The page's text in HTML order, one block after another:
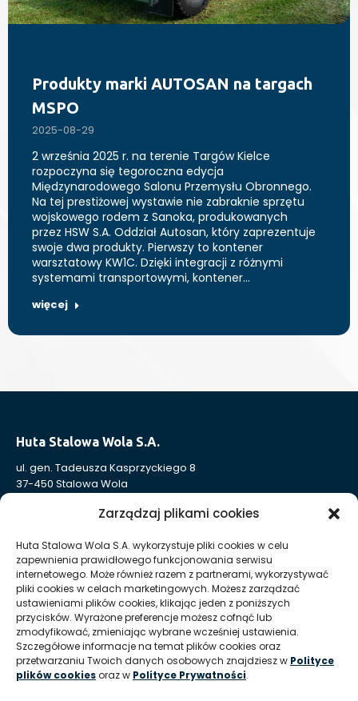
Zarządzaj plikami cookies
Huta Stalowa Wola S.A. wykorzystuje pliki cookies w celu
zapewnienia prawidłowego funkcjonowania serwisu
internetowego. Może również razem z partnerami, wykorzystywać
pliki cookies w celach marketingowych. Możesz zarządzać
ustawieniami plików cookies, klikając jeden z poniższych
przycisków. Wyrażone preferencje możesz cofnąć lub
zmodyfikować, zmieniając wybrane wcześniej ustawienia.
Szczegółowe informacje na temat plików cookies oraz
przetwarzaniu Twoich danych osobowych znajdziesz w Polityce
plików cookiesoraz w Polityce Prywatności.
Produkty marki AUTOSAN na targach
MSPO
2025-08-29
2 września 2025 r. na terenie Targów Kielce
rozpoczyna się tegoroczna edycja
Międzynarodowego Salonu Przemysłu Obronnego.
Na tej prestiżowej wystawie nie zabraknie sprzętu
wojskowego rodem z Sanoka, produkowanych
przez HSW S.A. Oddział Autosan, który zaprezentuje
swoje dwa produkty. Pierwszy to kontener
warsztatowy KW1C. Dzięki integracji z różnymi
systemami transportowymi, kontener…
więcej
Huta Stalowa Wola S.A.
ul. gen. Tadeusza Kasprzyckiego 8
37-450 Stalowa Wola
Nr KRS: 0000004324
REGON: 830005443
Sąd Rejonowy w Rzeszowie, XII Wydział Gospodarczy
Krajowego Rejestru Sądowego
Kapitał Zakładowy: 332 905 973,00 zł – opłacony w całości
Huta Stalowa Wola S.A. Oddział Autosan w Sanoku
ul. Lipińskiego 109